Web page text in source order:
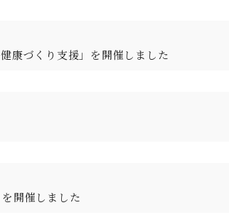
康づくり支援」を開催しました
開催しました